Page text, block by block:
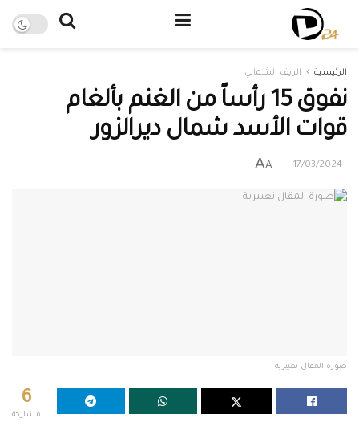
الرئيسية الريف الشمالي
نفوق 15 رأساً من الغنم بألغام
قوات الأسد شمال ديرالزور
17/03/2024
A
A
صورة المقال تعبيرية
6
مشاركة